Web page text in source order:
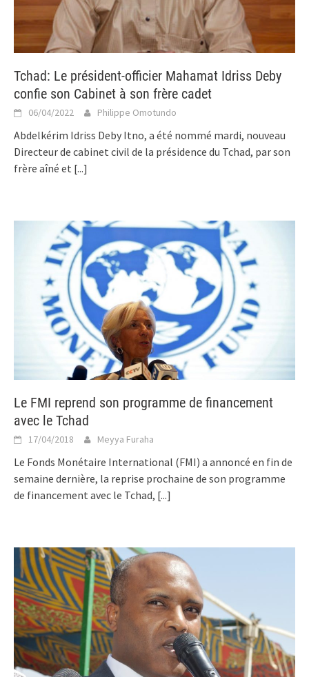
Tchad: Le président-officier Mahamat Idriss Deby
confie son Cabinet à son frère cadet
06/04/2022 Philippe Omotundo
Abdelkérim Idriss Deby Itno, a été nommé mardi, nouveau
Directeur de cabinet civil de la présidence du Tchad, par son
frère aîné et [...]
Le FMI reprend son programme de financement
avec le Tchad
17/04/2018 Meyya Furaha
Le Fonds Monétaire International (FMI) a annoncé en fin de
semaine dernière, la reprise prochaine de son programme
de financement avec le Tchad, [...]